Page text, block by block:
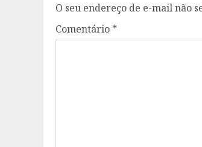
O seu endereço de e-mail não
Comentário *